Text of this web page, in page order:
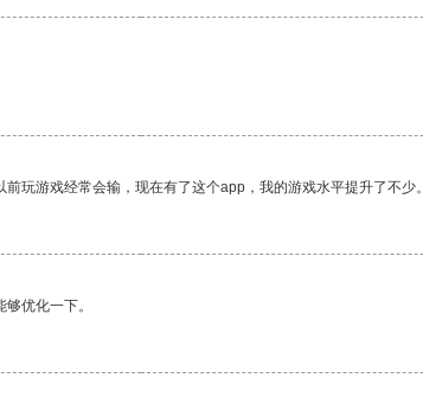
玩游戏经常会输，现在有了这个app，我的游戏水平提升了不少。
优化一下。